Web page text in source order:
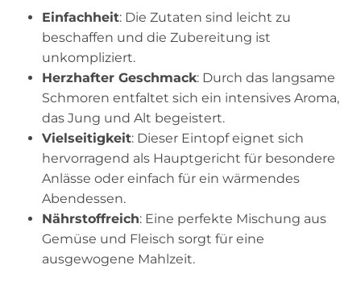
Einfachheit: Die Zutaten sind leicht zu
beschaffen und die Zubereitung ist
unkompliziert.
Herzhafter Geschmack: Durch das langsame
Schmoren entfaltet sich ein intensives Aroma,
das Jung und Alt begeistert.
Vielseitigkeit: Dieser Eintopf eignet sich
hervorragend als Hauptgericht für besondere
Anlässe oder einfach für ein wärmendes
Abendessen.
Nährstoffreich: Eine perfekte Mischung aus
Gemüse und Fleisch sorgt für eine
ausgewogene Mahlzeit.